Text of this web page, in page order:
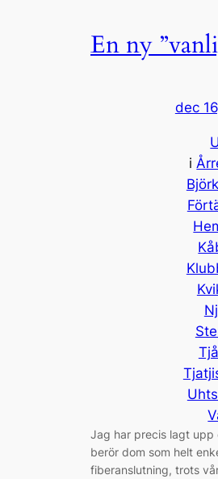
En ny
dec
i
Jag har precis lagt upp
berör dom som helt
fiberanslutning, trots